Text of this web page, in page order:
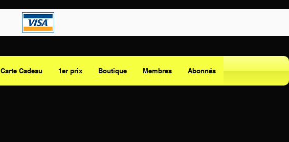
Carte Cadeau 1er prix Boutique Membres Abonnés